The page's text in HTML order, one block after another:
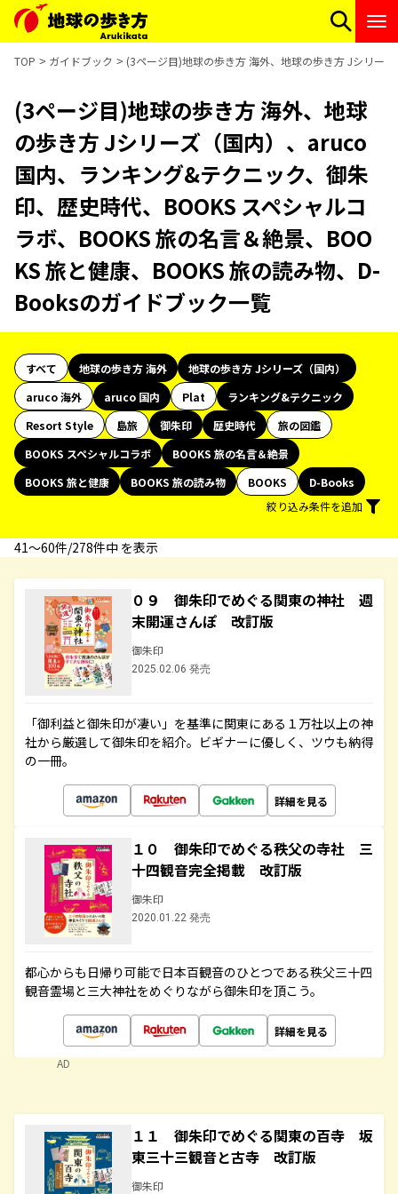
TOP ガイドブック (3ページ目)地球の歩き方 海外、地球の歩き方 Jシリー
(3ページ目)地球の歩き方 海外、地球
の歩き方 Jシリーズ（国内）、aruco
国内、ランキング&テクニック、御朱
印、歴史時代、BOOKS スペシャルコ
ラボ、BOOKS 旅の名言＆絶景、BOO
KS 旅と健康、BOOKS 旅の読み物、D-
Booksのガイドブック一覧
すべて 地球の歩き方 海外
地球の歩き方 Jシリーズ（国内）
aruco 海外
aruco 国内 Plat
ランキング&テクニック
Resort Style
島旅 御朱印 歴史時代
旅の図鑑
BOOKS スペシャルコラボ
BOOKS 旅の名言＆絶景
BOOKS 旅と健康
BOOKS 旅の読み物 BOOKS
D-Books
絞り込み条件を追加
41〜60件/278件中 を表示
０９ 御朱印でめぐる関東の神社 週
末開運さんぽ 改訂版
御朱印
2025.02.06 発売
「御利益と御朱印が凄い」を基準に関東にある１万社以上の神
社から厳選して御朱印を紹介。ビギナーに優しく、ツウも納得
の一冊。
詳細を見る
１０ 御朱印でめぐる秩父の寺社 三
十四観音完全掲載 改訂版
御朱印
2020.01.22 発売
都心からも日帰り可能で日本百観音のひとつである秩父三十四
観音霊場と三大神社をめぐりながら御朱印を頂こう。
詳細を見る
AD
１１ 御朱印でめぐる関東の百寺 坂
東三十三観音と古寺 改訂版
御朱印